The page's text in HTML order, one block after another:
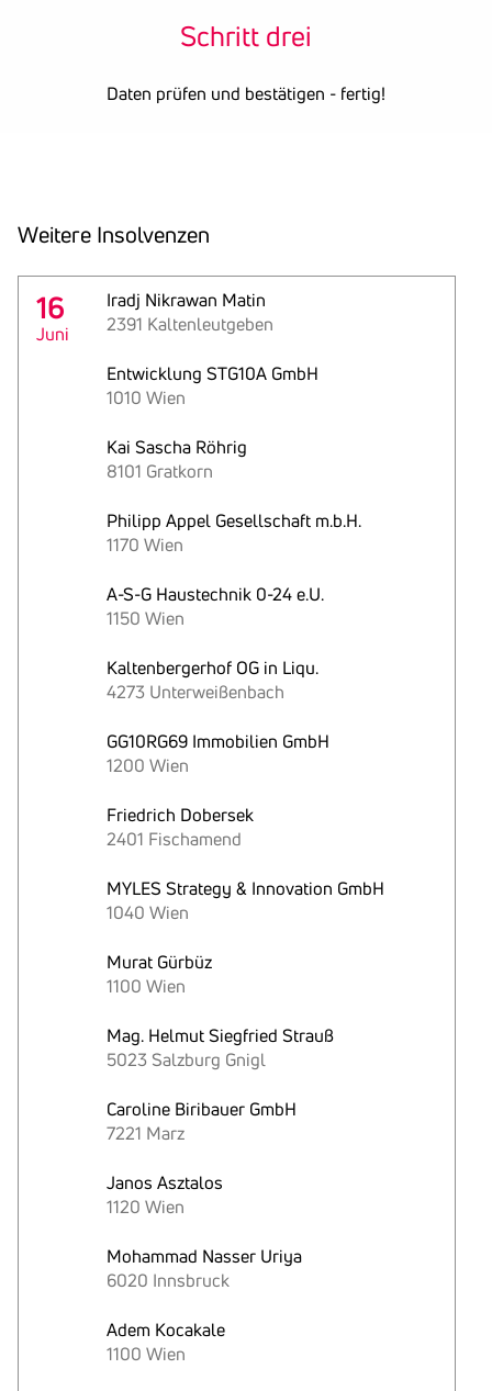
Schritt drei
Daten prüfen und bestätigen - fertig!
Weitere Insol­venzen
16
Juni
Iradj Nikrawan Matin
2391 Kaltenleutgeben
Entwicklung STG10A GmbH
1010 Wien
Kai Sascha Röhrig
8101 Gratkorn
Philipp Appel Gesellschaft m.b.H.
1170 Wien
A-S-G Haustechnik 0-24 e.U.
1150 Wien
Kaltenbergerhof OG in Liqu.
4273 Unterweißenbach
GG10RG69 Immobilien GmbH
1200 Wien
Friedrich Dobersek
2401 Fischamend
MYLES Strategy & Innovation GmbH
1040 Wien
Murat Gürbüz
1100 Wien
Mag. Helmut Siegfried Strauß
5023 Salzburg Gnigl
Caroline Biribauer GmbH
7221 Marz
Janos Asztalos
1120 Wien
Mohammad Nasser Uriya
6020 Innsbruck
Adem Kocakale
1100 Wien